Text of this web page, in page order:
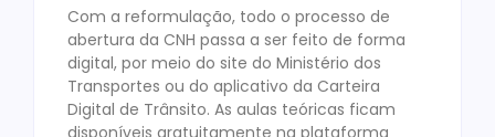
Com a reformulação, todo o processo de
abertura da CNH passa a ser feito de forma
digital, por meio do site do Ministério dos
Transportes ou do aplicativo da Carteira
Digital de Trânsito. As aulas teóricas ficam
disponíveis gratuitamente na plataforma